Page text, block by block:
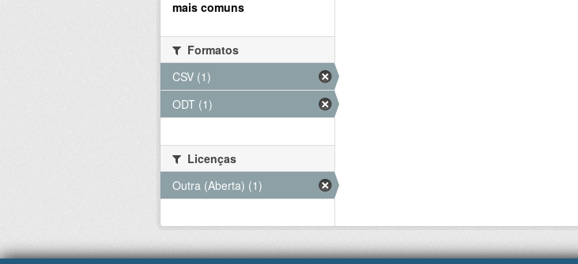
mais comuns
Formatos
CSV (1)
ODT (1)
Licenças
Outra (Aberta) (1)